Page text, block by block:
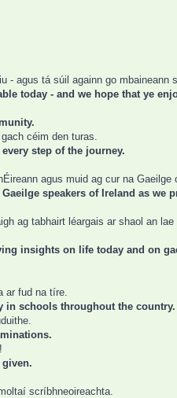
- agus tá súil againn go mbaineann
today - and we hope that ye
céim den turas.
step of the journey.
agus muid ag cur na Gaeilge
speakers of Ireland as we
ag tabhairt léargais ar shaol an
insights on life today and on
ar fud na tíre.
in schools throughout the country.
scríbhneoireachta.